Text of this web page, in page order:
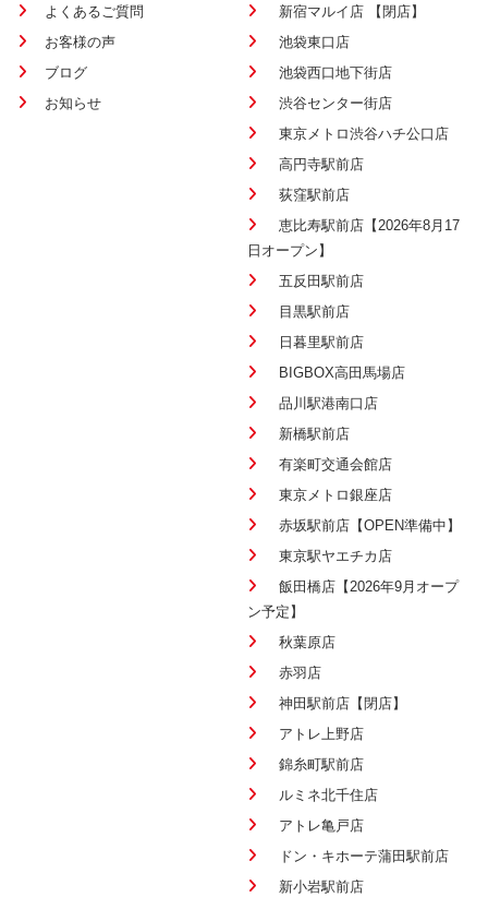
よくあるご質問
お客様の声
ブログ
お知らせ
新宿マルイ店 【閉店】
池袋東口店
池袋西口地下街店
渋谷センター街店
東京メトロ渋谷ハチ公口店
高円寺駅前店
荻窪駅前店
恵比寿駅前店【2026年8月17
日オープン】
五反田駅前店
目黒駅前店
日暮里駅前店
BIGBOX高田馬場店
品川駅港南口店
新橋駅前店
有楽町交通会館店
東京メトロ銀座店
赤坂駅前店【OPEN準備中】
東京駅ヤエチカ店
飯田橋店【2026年9月オープ
ン予定】
秋葉原店
赤羽店
神田駅前店【閉店】
アトレ上野店
錦糸町駅前店
ルミネ北千住店
アトレ亀戸店
ドン・キホーテ蒲田駅前店
新小岩駅前店